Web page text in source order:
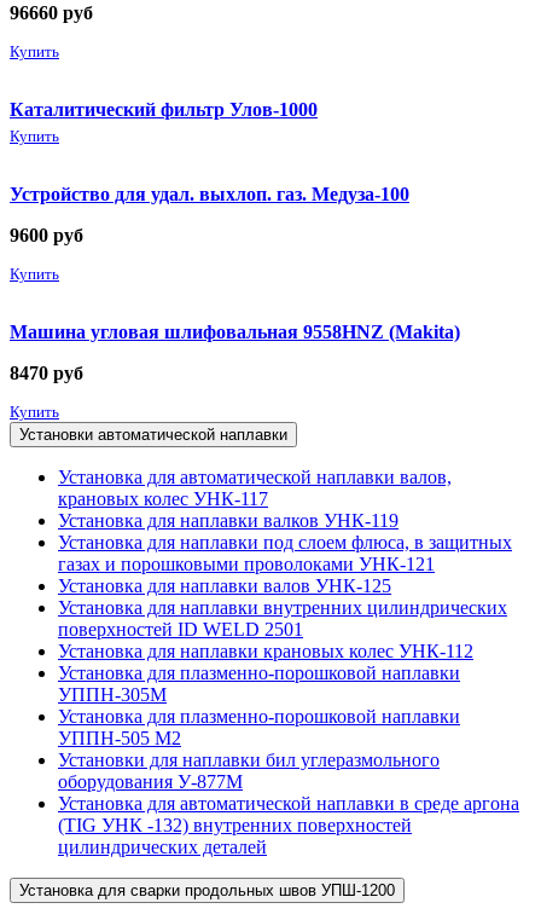
96660 руб
Купить
Каталитический фильтр Улов-1000
Купить
Устройство для удал. выхлоп. газ. Медуза-100
9600 руб
Купить
Машина угловая шлифовальная 9558HNZ (Makita)
8470 руб
Купить
Установки автоматической наплавки
Установка для автоматической наплавки валов,
крановых колес УНК-117
Установка для наплавки валков УНК-119
Установка для наплавки под слоем флюса, в защитных
газах и порошковыми проволоками УНК-121
Установка для наплавки валов УНК-125
Установка для наплавки внутренних цилиндрических
поверхностей ID WELD 2501
Установка для наплавки крановых колес УНК-112
Установка для плазменно-порошковой наплавки
УППН-305М
Установка для плазменно-порошковой наплавки
УППН-505 М2
Установки для наплавки бил углеразмольного
оборудования У-877М
Установка для автоматической наплавки в среде аргона
(TIG УНК -132) внутренних поверхностей
цилиндрических деталей
Установка для сварки продольных швов УПШ-1200